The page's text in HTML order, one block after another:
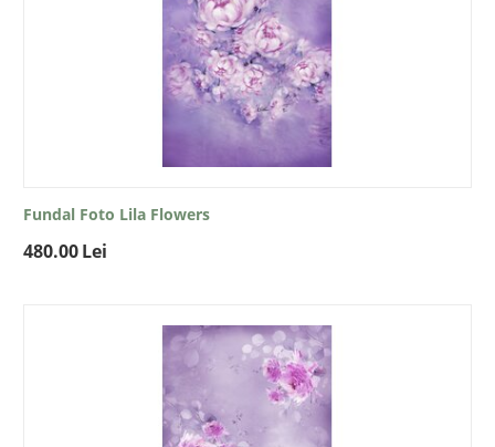
Fundal Foto Lila Flowers
480.00Lei